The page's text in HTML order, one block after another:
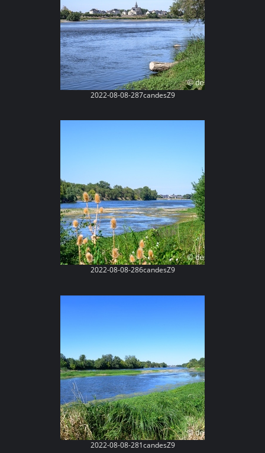
2022-08-08-287candesZ9
2022-08-08-286candesZ9
2022-08-08-281candesZ9